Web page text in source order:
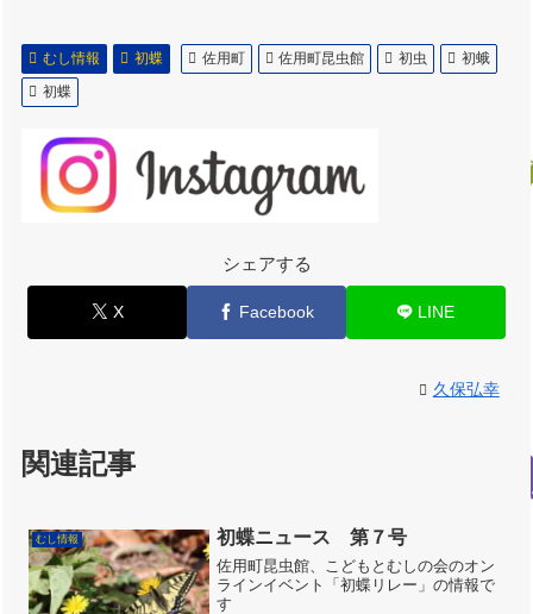
むし情報 初蝶 佐用町 佐用町昆虫館 初虫
初蛾
初蝶
シェアする
X Facebook LINE
久保弘幸
関連記事
むし情報 初蝶ニュース 第７号
佐用町昆虫館、こどもとむしの会のオン
ラインイベント「初蝶リレー」の情報で
す